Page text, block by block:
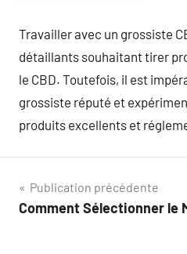
Travailler avec un grossiste
détaillants souhaitant tirer
le CBD. Toutefois, il est
grossiste réputé et
produits excellents et
Navigation
de
Publication précédente
Comment Sélectionner le